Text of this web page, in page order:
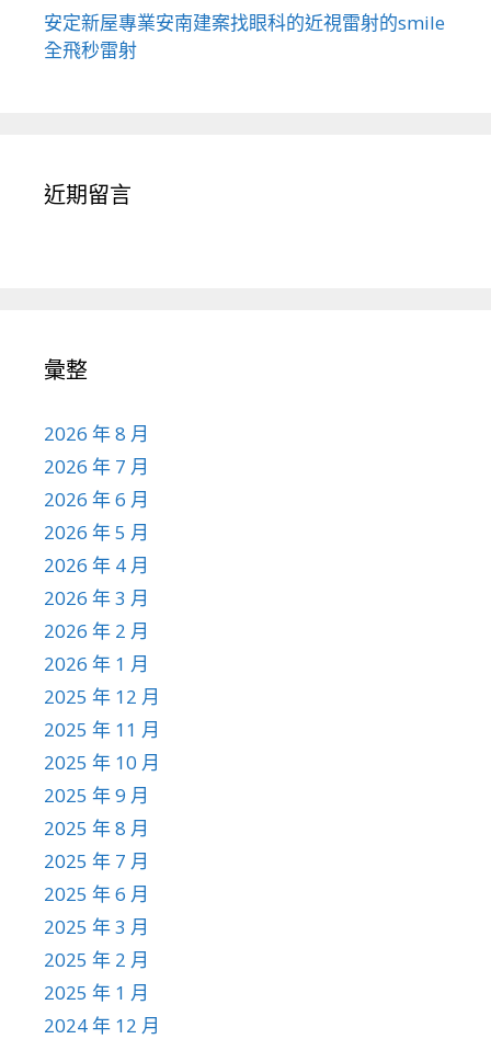
安定新屋專業安南建案找眼科的近視雷射的smile
全飛秒雷射
近期留言
彙整
2026 年 8 月
2026 年 7 月
2026 年 6 月
2026 年 5 月
2026 年 4 月
2026 年 3 月
2026 年 2 月
2026 年 1 月
2025 年 12 月
2025 年 11 月
2025 年 10 月
2025 年 9 月
2025 年 8 月
2025 年 7 月
2025 年 6 月
2025 年 3 月
2025 年 2 月
2025 年 1 月
2024 年 12 月